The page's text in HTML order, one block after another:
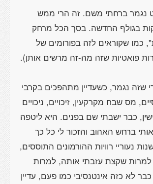
נגמר ברחתי משם. זה הרי ממש
בגולף החדשה. בסך הכל מרחק
כמו שקוראים לזה בפורומים של
שזה נגמר, כשעדיין מתהפכים בקרבי
מס שבח מקרקעין, זיכויים, ניכויים
כבר ישבתי שם בפנים. היא ליטפה
ברחש האהוב והזכור לי כל כך
נעוריי רוויות ההורמונים התוססים,
למרות שקצת עזבתי אותה, למרות
לא כזה אינטנסיבי כמו פעם, עדיין